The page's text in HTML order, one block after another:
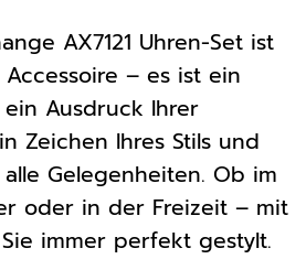
AX7121 Uhren-Set ist
– es ist ein
ein Ausdruck Ihrer
Zeichen Ihres Stils und
Gelegenheiten. Ob im
oder in der Freizeit – mit
immer perfekt gestylt.